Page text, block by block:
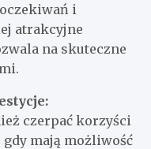
i
atrakcyjne
na skuteczne
czerpać korzyści
mają możliwość